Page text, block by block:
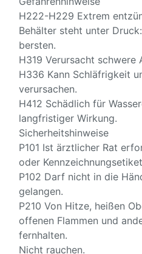
H222-H229 Extrem
Behälter steht unter
bersten.
H319 Verursacht schwere
H336 Kann Schläfrigkeit
verursachen.
H412 Schädlich für
langfristiger Wirkung.
Sicherheitshinweise
P101 Ist ärztlicher Rat
oder
P102 Darf nicht in die
gelangen.
P210 Von Hitze, heißen
offenen Flammen und
fernhalten.
Nicht rauchen.